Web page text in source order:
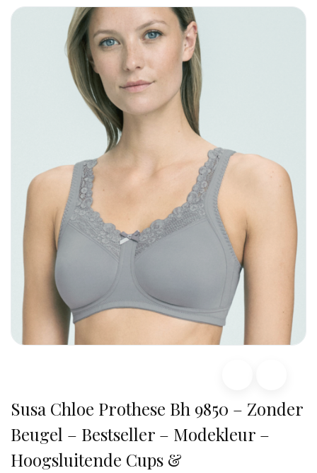
Susa Chloe Prothese Bh 9850 – Zonder
Beugel – Bestseller – Modekleur –
Hoogsluitende Cups &